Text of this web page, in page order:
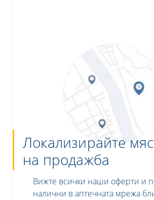
Локализирайте
на продажба
Вижте всички наши оферти и
налични в аптечната мрежа